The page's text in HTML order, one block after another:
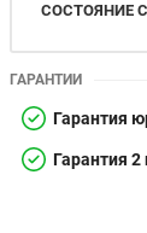
СОСТОЯНИЕ
ГАРАНТИИ
Гарантия
Гарантия 2